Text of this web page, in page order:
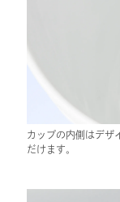
カップの内側はデザ
だけます。